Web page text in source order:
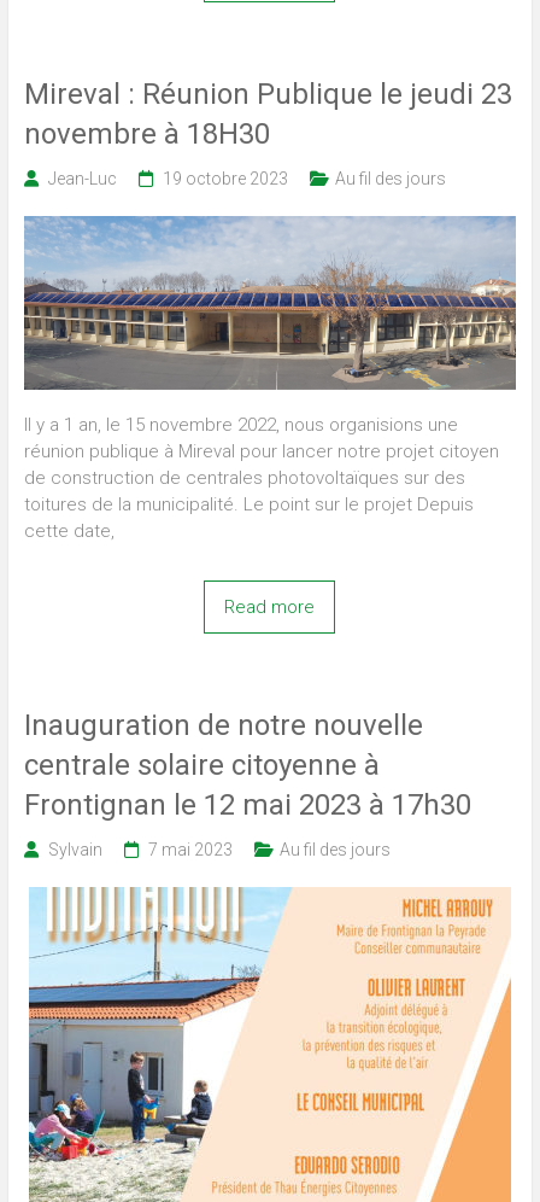
Mireval : Réunion Publique le jeudi 23
novembre à 18H30
Jean-Luc 19 octobre 2023 Au fil des jours
Il y a 1 an, le 15 novembre 2022, nous organisions une
réunion publique à Mireval pour lancer notre projet citoyen
de construction de centrales photovoltaïques sur des
toitures de la municipalité. Le point sur le projet Depuis
cette date,
Read more
Inauguration de notre nouvelle
centrale solaire citoyenne à
Frontignan le 12 mai 2023 à 17h30
Sylvain 7 mai 2023 Au fil des jours